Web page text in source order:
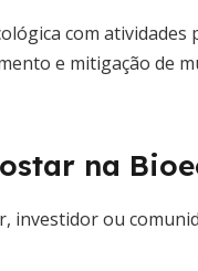
com
e mitigação de
na
investidor ou